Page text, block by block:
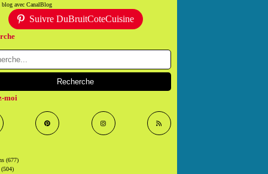
blog avec CanalBlog
Suivre DuBruitCoteCuisine
moi
(677)
(504)